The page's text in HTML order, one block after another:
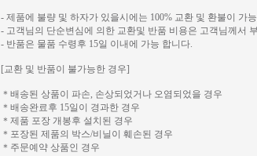
- 제품에 불량 및 하자가 있을시에는 100% 교환 및 환불이 가
- 고객님의 단순변심에 의한 교환및 반품 비용은 고객님께서
- 반품은 물품 수령후 15일 이내에 가능 합니다.
[교환 및 반품이 불가능한 경우]
＊배송된 상품이 파손, 손상되었거나 오염되었을 경우
＊배송완료후 15일이 경과한 경우
＊제품 포장 개봉후 설치된 경우
＊포장된 제품의 박스/비닐이 훼손된 경우
＊주문예약 상품인 경우